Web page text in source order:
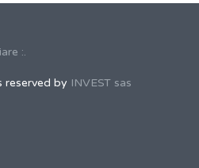
by INVEST sas